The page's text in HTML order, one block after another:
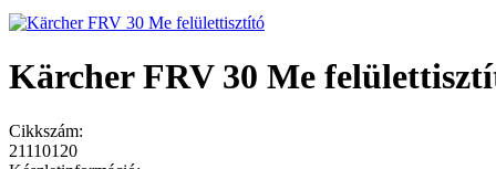
Kärcher FRV 30 Me
Cikkszám:
21110120